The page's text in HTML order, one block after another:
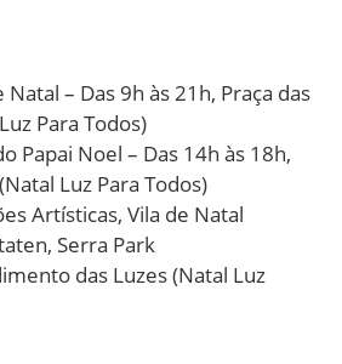
Natal – Das 9h às 21h, Praça das
Para Todos)
Papai Noel – Das 14h às 18h,
Luz Para Todos)
Artísticas, Vila de Natal
Serra Park
das Luzes (Natal Luz